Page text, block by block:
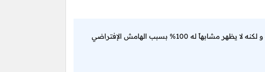
الشكل الذي يظهر لك في النتيجة النهائية مطابق تماماً للشكل المطلوب و لكنه لا يظهر مشابهاً له 100% بسبب الهامش الإفتراضي